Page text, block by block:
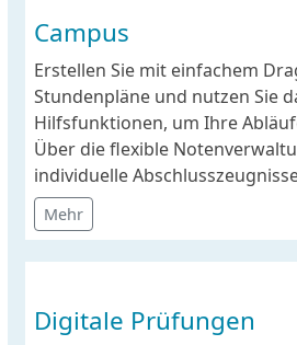
Campus
Erstellen Sie mit einfachem
Stundenpläne und nutzen Sie
Hilfsfunktionen, um Ihre
Über die flexible
individuelle
Mehr
Digitale Prüfungen